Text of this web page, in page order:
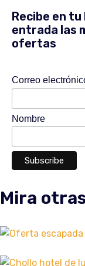
Recibe en
entrada las
ofertas
Correo
Nombre
Mira